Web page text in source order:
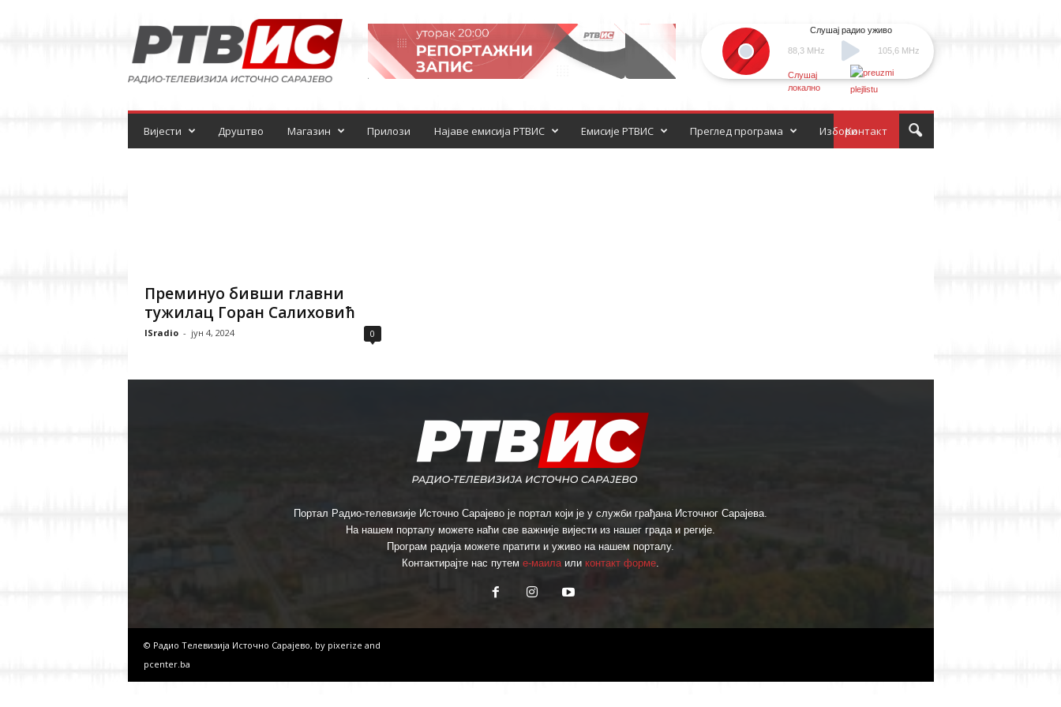
и
о
т
л
88,3 MHz
Слушај радио уживо
105,6 MHz
Слушај
локално
Вијести Друштво Магазин Прилози Најаве емисија РТВИС Емисије РТВИС Контакт
Преглед програма Избори
Преминуо бивши главни
тужилац Горан Салиховић
ISradio - јун 4, 2024 0
Портал Радио-телевизије Источно Сарајево је портал који је у служби грађана Источног Сарајева.
На нашем порталу можете наћи све важније вијести из нашег града и регије.
Програм радија можете пратити и уживо на нашем порталу.
Контактирајте нас путем е-маилаили контакт форме.
© Радио Телевизија Источно Сарајево, by pixerize and
pcenter.ba